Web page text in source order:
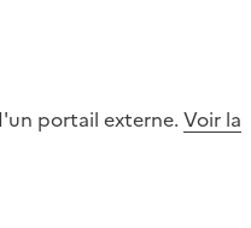
portail externe. Voir la